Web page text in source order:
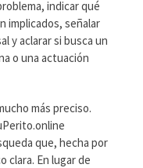
indicar qué
implicados, señalar
y aclarar si busca un
o una actuación
más preciso.
que, hecha por
clara. En lugar de